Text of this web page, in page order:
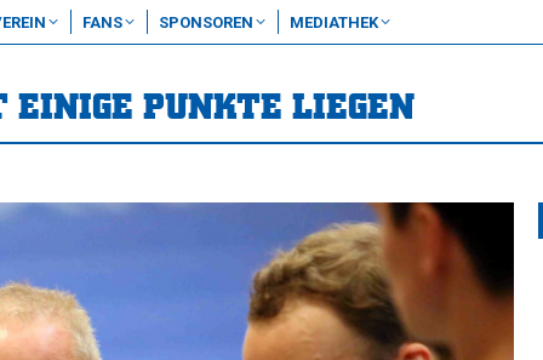
FANS SPONSOREN MEDIATHEK
PUNKTE LIEGEN